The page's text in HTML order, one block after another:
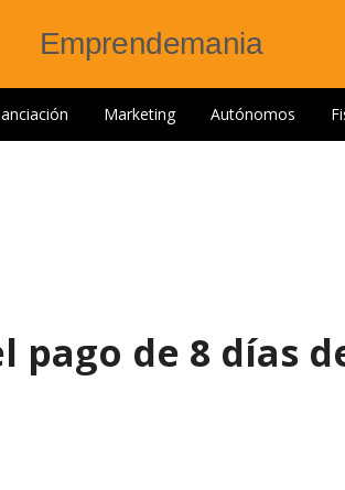
Marketing Autónomos
pago de 8 días